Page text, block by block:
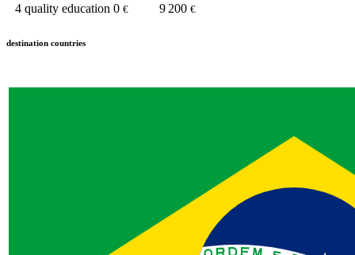
4 quality education 0 € 9 200 €
destination countries